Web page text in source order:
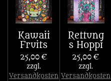
Kawaii
Fruits
25,00 €
zzgl.
Versandkosten
Rettung
s Hoppi
25,00 €
zzgl.
Versandkosten